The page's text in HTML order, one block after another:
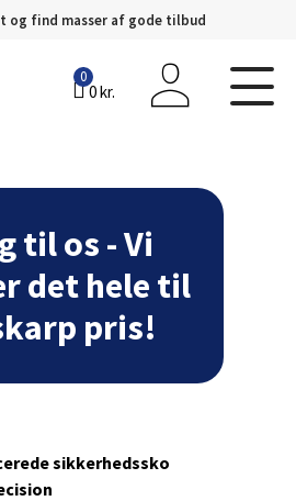
og find masser af gode tilbud
0kr.
0
til os - Vi
det hele til
pris!
sikkerhedssko